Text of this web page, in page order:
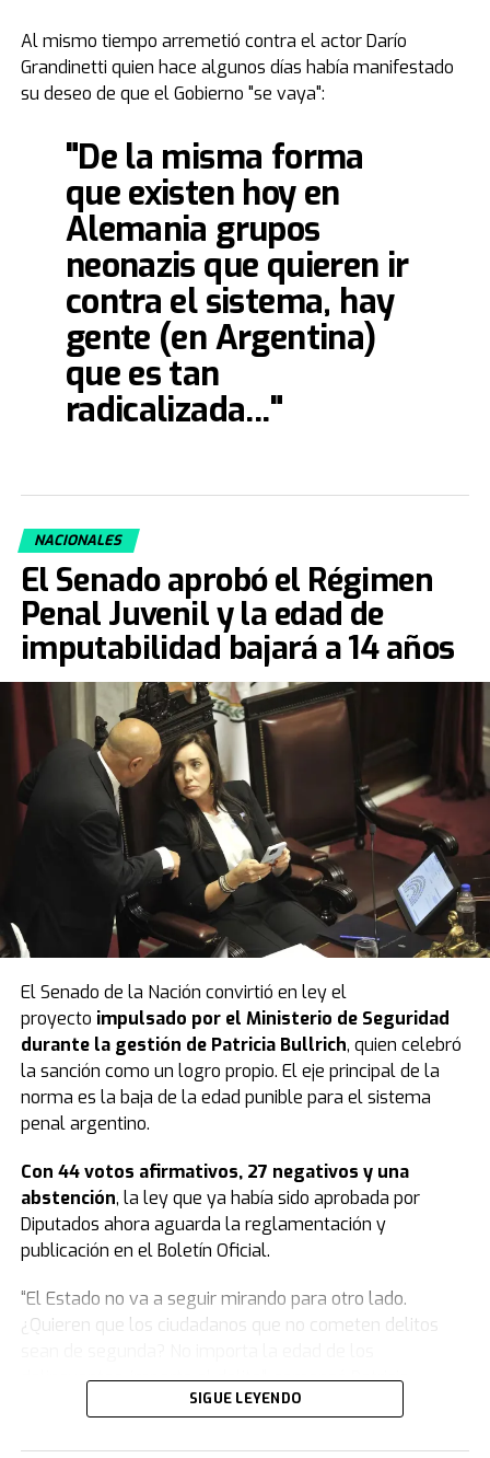
Al mismo tiempo arremetió contra el actor Darío
Grandinetti quien hace algunos días había manifestado
su deseo de que el Gobierno "se vaya":
"De la misma forma
que existen hoy en
Alemania grupos
neonazis que quieren ir
contra el sistema, hay
gente (en Argentina)
que es tan
radicalizada..."
NACIONALES
El Senado aprobó el Régimen
Penal Juvenil y la edad de
imputabilidad bajará a 14 años
El Senado de la Nación convirtió en ley el
proyecto impulsado por el Ministerio de Seguridad
durante la gestión de Patricia Bullrich, quien celebró
la sanción como un logro propio. El eje principal de la
norma es la baja de la edad punible para el sistema
penal argentino.
Con 44 votos afirmativos, 27 negativos y una
abstención, la ley que ya había sido aprobada por
Diputados ahora aguarda la reglamentación y
publicación en el Boletín Oficial.
“El Estado no va a seguir mirando para otro lado.
¿Quieren que los ciudadanos que no cometen delitos
delincuentes, importa el delito”, comenzó Patricia
Y agregó: “Este modelo se agotó, nosotros venimos a
SIGUE LEYENDO